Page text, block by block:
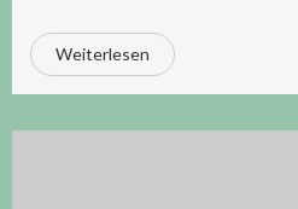
Weiterlesen